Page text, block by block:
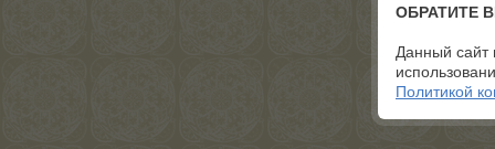
ОБРАТИТЕ
Данный сайт
Политикой